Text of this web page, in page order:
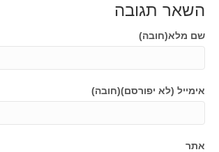
השאר תגובה
שם מלא(חובה)
אימייל (לא יפורסם)(חובה)
אתר